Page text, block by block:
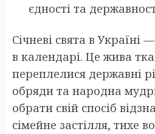
єдності та
Січневі свята в Україні
в календарі. Це жива
переплелися державні
обряди та народна
обрати свій спосіб
сімейне застілля, тихе